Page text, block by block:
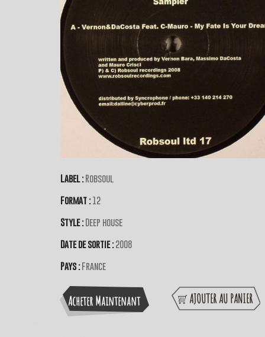
Label : Robsoul
Format :12
Style : Deep house
Date de sortie :2008
Pays : France
AJOUTER AU PANIER
Acheter Maintenant